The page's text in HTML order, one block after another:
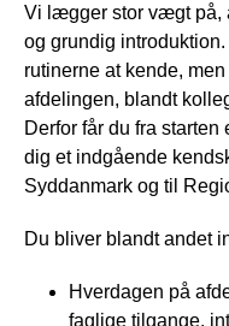
Vi lægger stor vægt på,
og grundig
rutinerne at kende,
afdelingen, blandt
Derfor får du fra
dig et indgående
Syddanmark og til
Du bliver blandt andet
Hverdagen på
faglige tilgange,